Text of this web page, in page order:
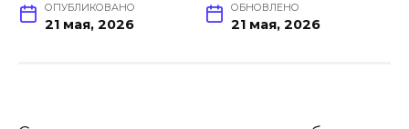
ОПУБЛИКОВАНО
21 мая, 2026
ОБНОВЛЕНО
21 мая, 2026